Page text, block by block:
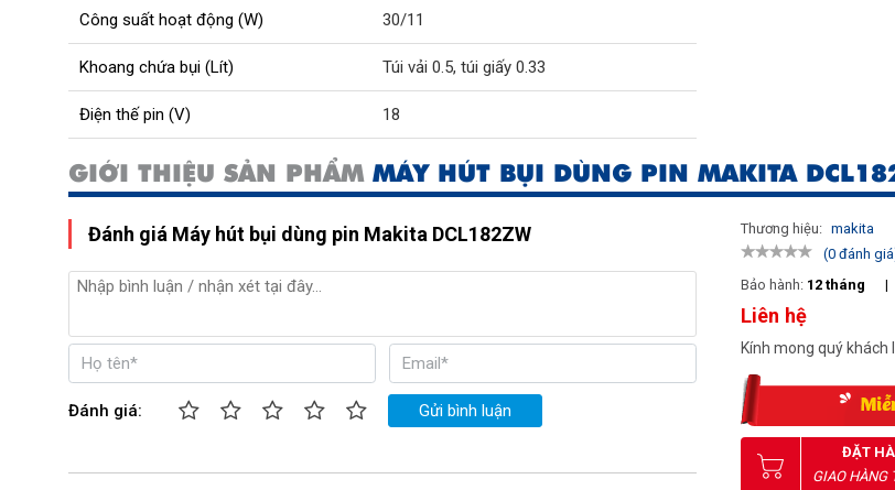
Công suất hoạt động (W) 30/11
Khoang chứa bụi (Lít) Túi vải 0.5, túi giấy 0.33
Điện thế pin (V) 18
GIỚI THIỆU SẢN PHẨM MÁY HÚT BỤI DÙNG PIN MAKITA
Đánh giá Máy hút bụi dùng pin Makita DCL182ZW
Đánh giá: Gửi bình luận
Thương hiệu: makita
(0 đánh
Bảo hành: 12 tháng |
Liên hệ
Kính mong quý
ĐẶT
GIAO HÀNG